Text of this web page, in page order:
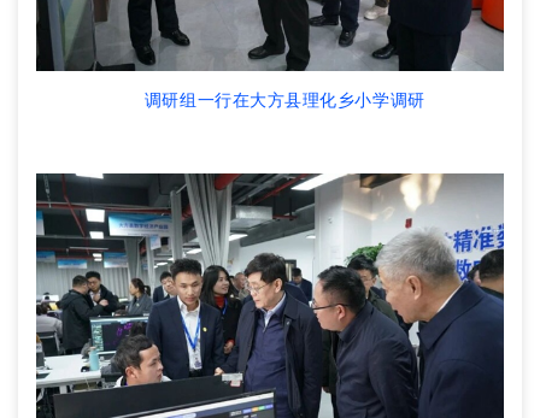
调研组一行在大方县理化乡小学调研